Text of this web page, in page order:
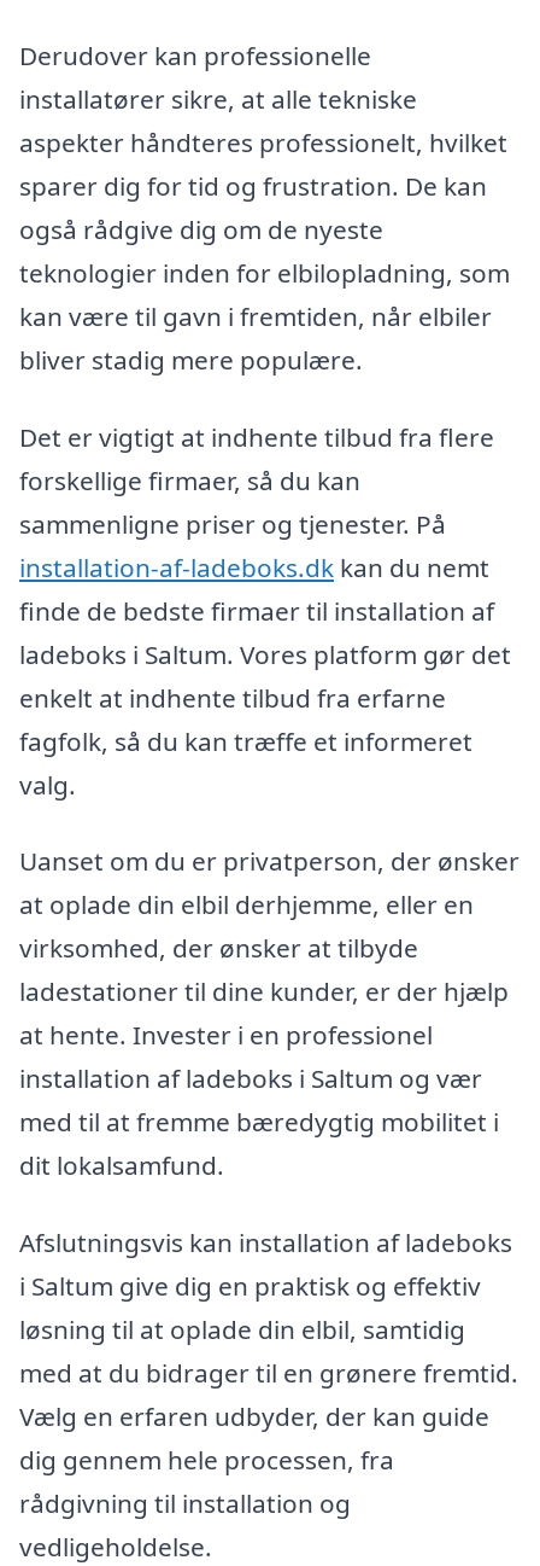
Derudover kan professionelle
installatører sikre, at alle tekniske
aspekter håndteres professionelt, hvilket
sparer dig for tid og frustration. De kan
også rådgive dig om de nyeste
teknologier inden for elbilopladning, som
kan være til gavn i fremtiden, når elbiler
bliver stadig mere populære.
Det er vigtigt at indhente tilbud fra flere
forskellige firmaer, så du kan
sammenligne priser og tjenester. På
installation-af-ladeboks.dk kan du nemt
finde de bedste firmaer til installation af
ladeboks i Saltum. Vores platform gør det
enkelt at indhente tilbud fra erfarne
fagfolk, så du kan træffe et informeret
valg.
Uanset om du er privatperson, der ønsker
at oplade din elbil derhjemme, eller en
virksomhed, der ønsker at tilbyde
ladestationer til dine kunder, er der hjælp
at hente. Invester i en professionel
installation af ladeboks i Saltum og vær
med til at fremme bæredygtig mobilitet i
dit lokalsamfund.
Afslutningsvis kan installation af ladeboks
i Saltum give dig en praktisk og effektiv
løsning til at oplade din elbil, samtidig
med at du bidrager til en grønere fremtid.
Vælg en erfaren udbyder, der kan guide
dig gennem hele processen, fra
rådgivning til installation og
vedligeholdelse.